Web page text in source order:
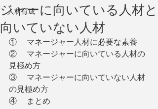
人材育成
ジャーに向いている人材と
向いていない人材
①     マネージャー人材に必要な素養
②     マネージャーに向いている人材の
見極め方
③     マネージャーに向いていない人材
の見極め方
④     まとめ